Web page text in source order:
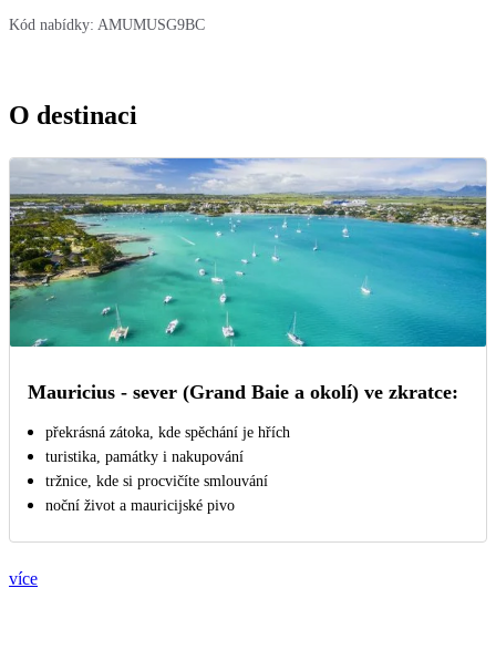
Kód nabídky: AMUMUSG9BC
O destinaci
Mauricius - sever (Grand Baie a okolí) ve zkratce:
překrásná zátoka, kde spěchání je hřích
turistika, památky i nakupování
tržnice, kde si procvičíte smlouvání
noční život a mauricijské pivo
více